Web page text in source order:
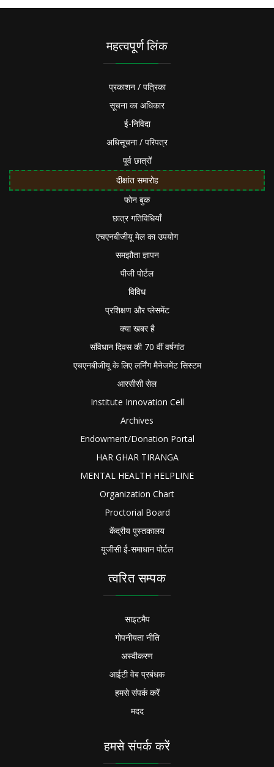
महत्वपूर्ण लिंक
प्रकाशन / पत्रिका
सूचना का अधिकार
ई-निविदा
अधिसूचना / परिपत्र
पूर्व छात्रों
दीक्षांत समारोह
फोन बुक
छात्र गतिविधियाँ
एचएनबीजीयू मेल का उपयोग
समझौता ज्ञापन
पीजी पोर्टल
विविध
प्रशिक्षण और प्लेसमेंट
क्या खबर है
संविधान दिवस की 70 वीं वर्षगांठ
एचएनबीजीयू के लिए लर्निंग मैनेजमेंट सिस्टम
आरसीसी सेल
Institute Innovation Cell
Archives
Endowment/Donation Portal
HAR GHAR TIRANGA
MENTAL HEALTH HELPLINE
Organization Chart
Proctorial Board
केंद्रीय पुस्तकालय
यूजीसी ई-समाधान पोर्टल
त्वरित सम्पक
साइटमैप
गोपनीयता नीति
अस्वीकरण
आईटी वेब प्रबंधक
हमसे संपर्क करें
मदद
हमसे संपर्क करें